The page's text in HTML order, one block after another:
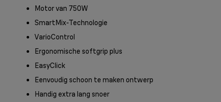
Motor van 750W
SmartMix-Technologie
VarioControl
Ergonomische softgrip plus
EasyClick
Eenvoudig schoon te maken ontwerp
Handig extra lang snoer